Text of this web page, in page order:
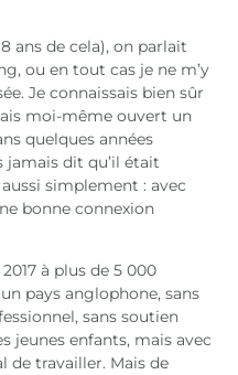
ans de cela), on parlait
ou en tout cas je ne m’y
Je connaissais bien sûr
moi-même ouvert un
quelques années
jamais dit qu’il était
simplement : avec
bonne connexion
à plus de 5 000
pays anglophone, sans
sans soutien
jeunes enfants, mais avec
de travailler. Mais de